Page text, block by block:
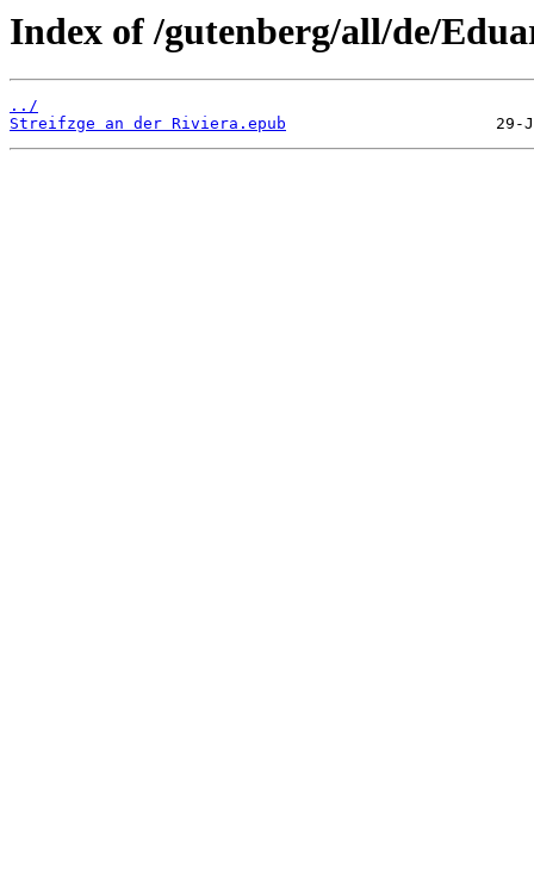
Index of /gutenberg/all/de/
../
Streifzge an der Riviera.epub